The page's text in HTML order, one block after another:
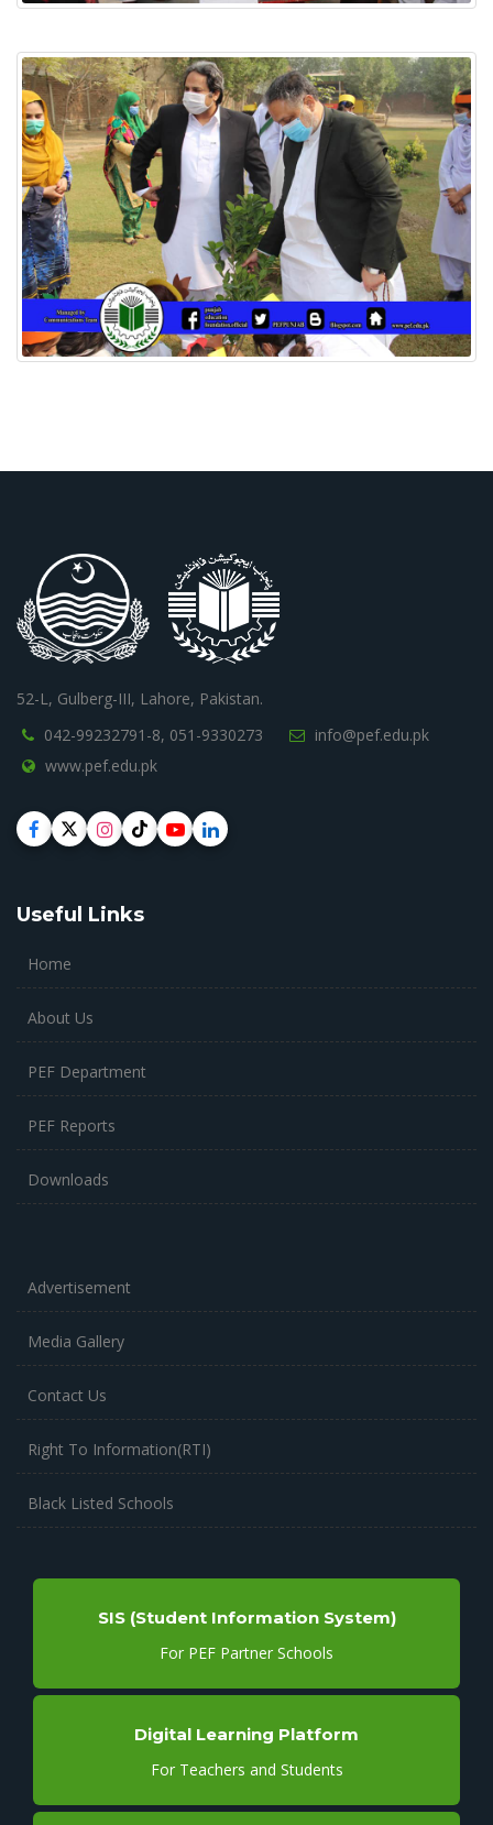
52-L, Gulberg-III, Lahore, Pakistan.
042-99232791-8, 051-9330273
info@pef.edu.pk
www.pef.edu.pk
Useful Links
Home
About Us
PEF Department
PEF Reports
Downloads
Advertisement
Media Gallery
Contact Us
Right To Information(RTI)
Black Listed Schools
SIS (Student Information System)
For PEF Partner Schools
Digital Learning Platform
For Teachers and Students